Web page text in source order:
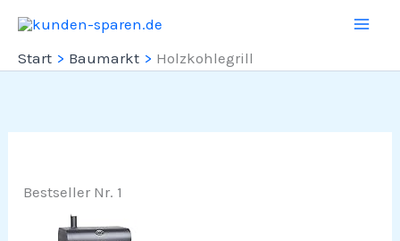
Inhalt
springen
Start Baumarkt Holzkohlegrill
Bestseller Nr. 1